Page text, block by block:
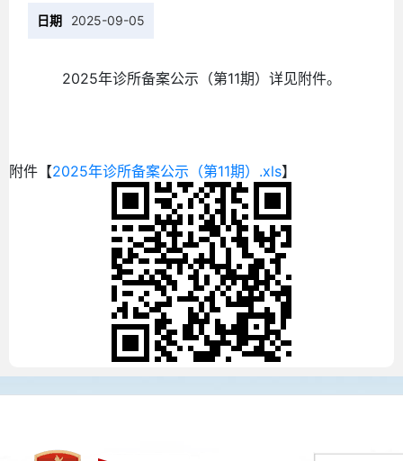
日期 2025-09-05
2025年诊所备案公示（第11期）详见附件。
附件【2025年诊所备案公示（第11期）.xls】